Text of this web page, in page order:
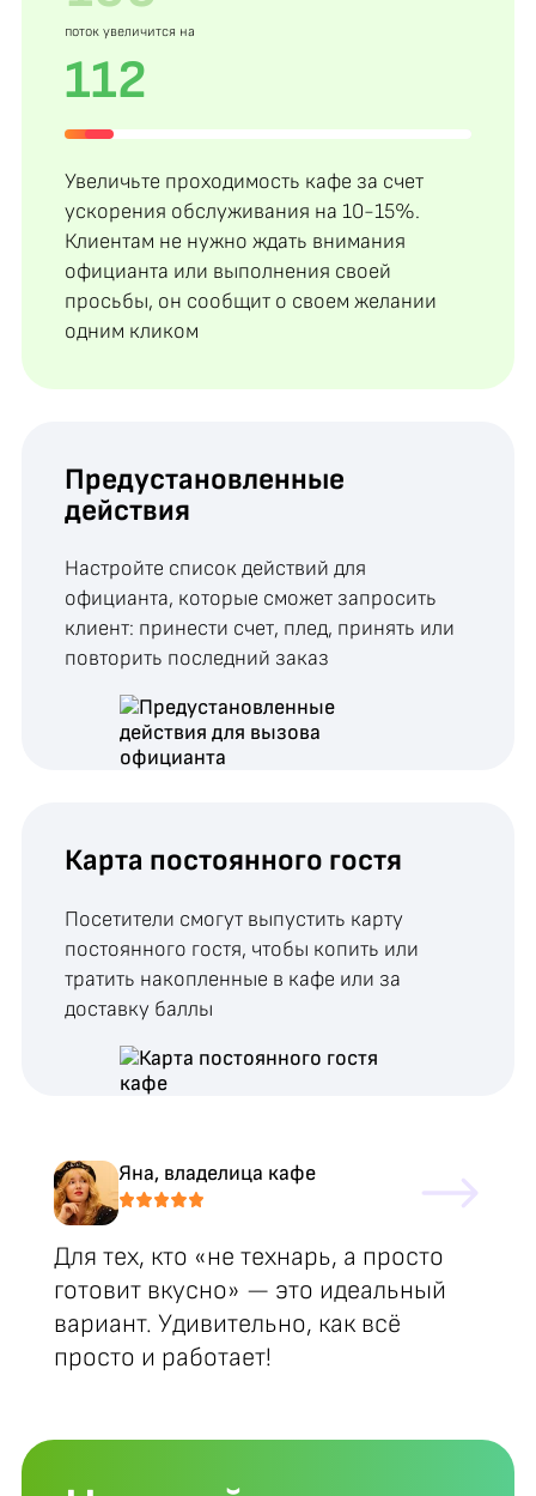
поток увеличится на
112
Увеличьте проходимость кафе за счет
ускорения обслуживания на 10-15%.
Клиентам не нужно ждать внимания
официанта или выполнения своей
просьбы, он сообщит о своем желании
одним кликом
Предустановленные
действия
Настройте список действий для
официанта, которые сможет запросить
клиент: принести счет, плед, принять или
повторить последний заказ
Карта постоянного гостя
Посетители смогут выпустить карту
постоянного гостя, чтобы копить или
тратить накопленные в кафе или за
доставку баллы
Яна, владелица кафе
Для тех, кто «не технарь, а просто
готовит вкусно» — это идеальный
вариант. Удивительно, как всё
просто и работает!